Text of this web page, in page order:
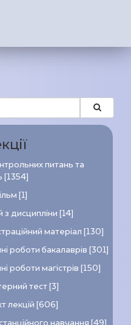
питань та
[1354]
[1]
з дисципліни [14]
матеріал [130]
роботи бакалаврів [301]
роботи магістрів [150]
тест [3]
лекцій [606]
навчання [49]